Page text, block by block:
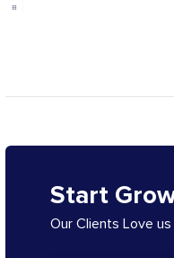
Start
Our Clients Love